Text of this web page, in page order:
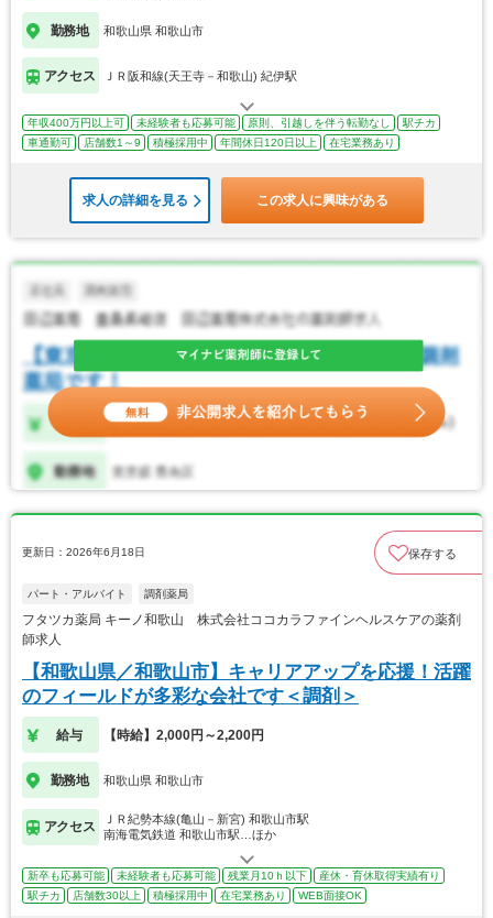
勤務地 和歌山県 和歌山市
アクセス ＪＲ阪和線(天王寺－和歌山) 紀伊駅
年収400万円以上可 未経験者も応募可能 原則、引越しを伴う転勤なし
駅チカ
車通勤可
店舗数1～9 積極採用中 年間休日120日以上 在宅業務あり
求人の詳細を見る この求人に興味がある
更新日：2026年6月18日 保存する
パート・アルバイト 調剤薬局
フタツカ薬局 キーノ和歌山 株式会社ココカラファインヘルスケアの薬剤
師求人
【和歌山県／和歌山市】キャリアアップを応援！活躍
のフィールドが多彩な会社です＜調剤＞
給与 【時給】2,000円～2,200円
勤務地 和歌山県 和歌山市
アクセス
ＪＲ紀勢本線(亀山－新宮) 和歌山市駅
南海電気鉄道 和歌山市駅…ほか
新卒も応募可能 未経験者も応募可能 残業月10ｈ以下
産休・育休取得実績有り
駅チカ
店舗数30以上 積極採用中 在宅業務あり WEB面接OK